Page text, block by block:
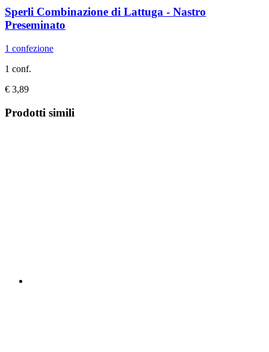
Sperli Combinazione di Lattuga -​ Nastro
Preseminato
1 confezione
1 conf.
€ 3,89
Prodotti simili